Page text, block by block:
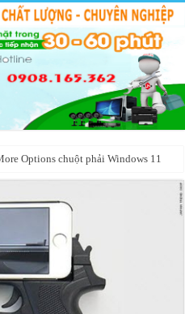
Options chuột phải Windows 11